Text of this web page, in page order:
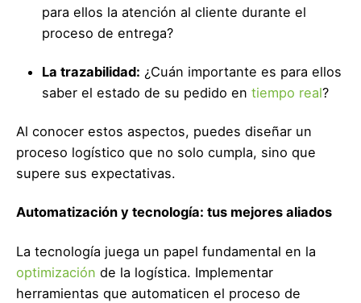
para ellos la atención al cliente durante el
proceso de entrega?
La trazabilidad: ¿Cuán importante es para ellos
saber el estado de su pedido en tiempo real?
Al conocer estos aspectos, puedes diseñar un
proceso logístico que no solo cumpla, sino que
supere sus expectativas.
Automatización y tecnología: tus mejores aliados
La tecnología juega un papel fundamental en la
optimización de la logística. Implementar
herramientas que automaticen el proceso de